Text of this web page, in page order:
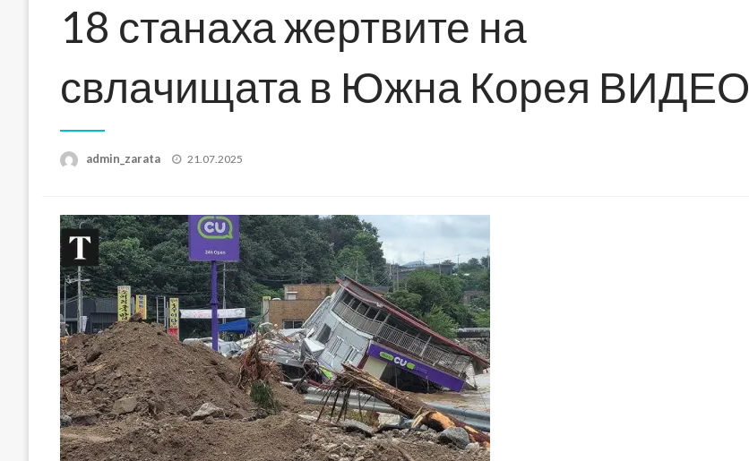
18 станаха жертвите на
свлачищата в Южна Корея ВИДЕО
admin_zarata
Posted
21.07.2025